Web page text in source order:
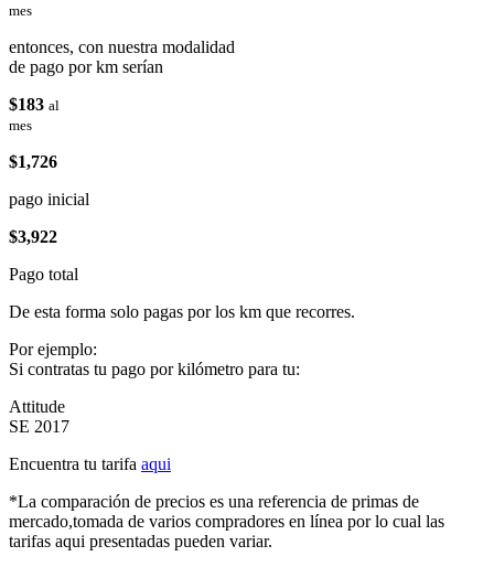
mes
entonces, con nuestra modalidad
de pago por km serían
$183 al
mes
$1,726
pago inicial
$3,922
Pago total
De esta forma solo pagas por los km que recorres.
Por ejemplo:
Si contratas tu pago por kilómetro para tu:
Attitude
SE 2017
Encuentra tu tarifa aqui
*La comparación de precios es una referencia de primas de
mercado,tomada de varios compradores en línea por lo cual las
tarifas aqui presentadas pueden variar.